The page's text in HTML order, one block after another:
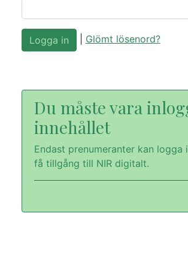
Glömt lösenord?
Du måste vara
innehållet
Endast prenumeranter kan
få tillgång till NIR digitalt.